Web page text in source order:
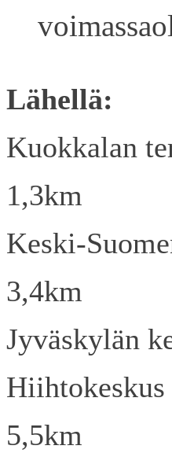
Lähellä:
Kuokkalan
1,3km
Keski-
3,4km
Jyväskylän
5,5km